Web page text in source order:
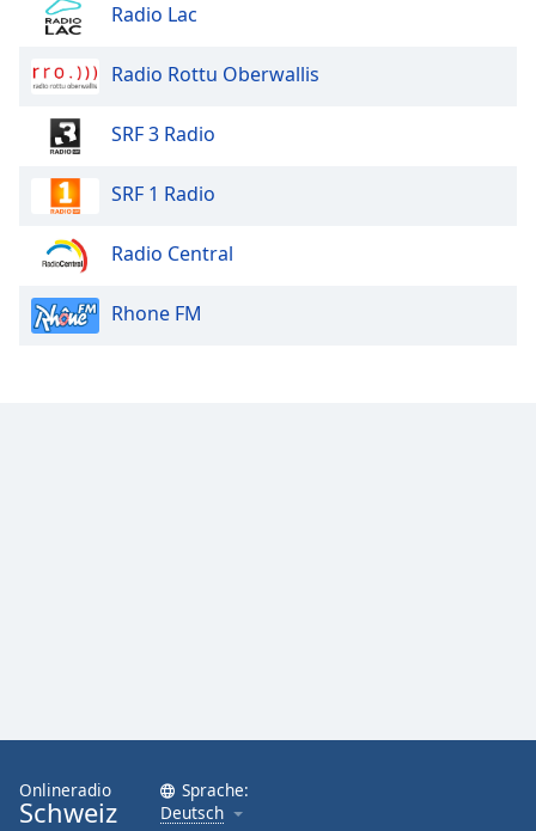
Radio Lac
Radio Rottu Oberwallis
SRF 3 Radio
SRF 1 Radio
Radio Central
Rhone FM
Onlineradio
Schweiz
Sprache:
Deutsch